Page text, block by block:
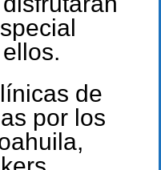
de
por los